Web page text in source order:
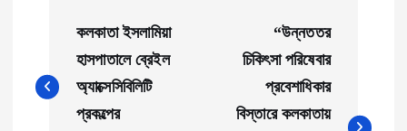
s
কলকাতা ইসলামিয়া
হাসপাতালে ব্রেইল
অ্যাক্সেসিবিলিটি
প্রকল্পের
“উন্নততর
চিকিৎসা পরিষেবার
প্রবেশাধিকার
বিস্তারে কলকাতায়